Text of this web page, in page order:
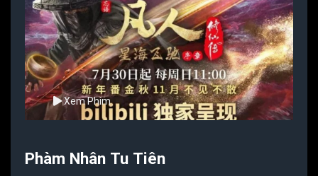
Xem Phim
Phàm Nhân Tu Tiên